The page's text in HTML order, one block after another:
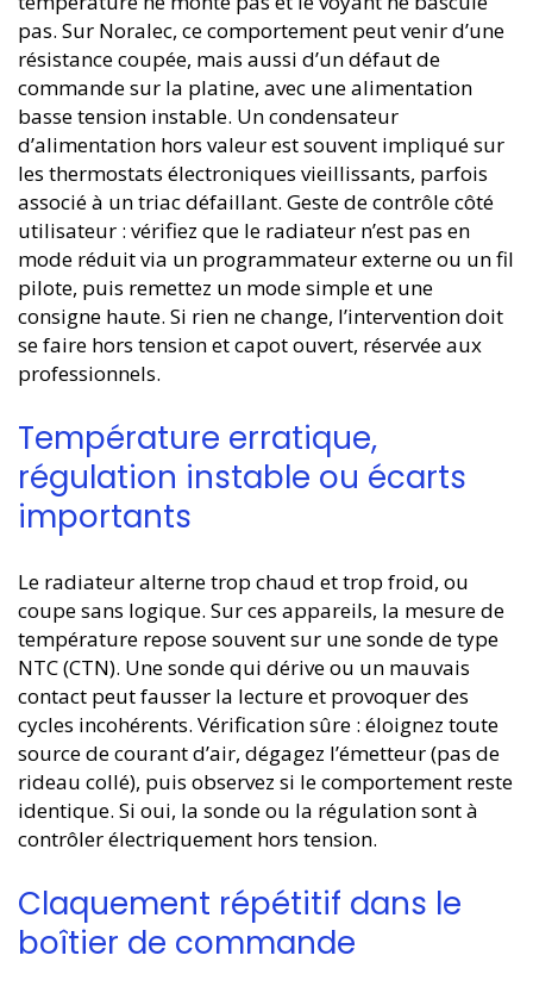
pas. Sur Noralec, ce comportement peut venir d’une
résistance coupée, mais aussi d’un défaut de
commande sur la platine, avec une alimentation
basse tension instable. Un condensateur
d’alimentation hors valeur est souvent impliqué sur
les thermostats électroniques vieillissants, parfois
associé à un triac défaillant. Geste de contrôle côté
utilisateur : vérifiez que le radiateur n’est pas en
mode réduit via un programmateur externe ou un fil
pilote, puis remettez un mode simple et une
consigne haute. Si rien ne change, l’intervention doit
se faire hors tension et capot ouvert, réservée aux
professionnels.
Température erratique,
régulation instable ou écarts
importants
Le radiateur alterne trop chaud et trop froid, ou
coupe sans logique. Sur ces appareils, la mesure de
température repose souvent sur une sonde de type
NTC (CTN). Une sonde qui dérive ou un mauvais
contact peut fausser la lecture et provoquer des
cycles incohérents. Vérification sûre : éloignez toute
source de courant d’air, dégagez l’émetteur (pas de
rideau collé), puis observez si le comportement reste
identique. Si oui, la sonde ou la régulation sont à
contrôler électriquement hors tension.
Claquement répétitif dans le
boîtier de commande